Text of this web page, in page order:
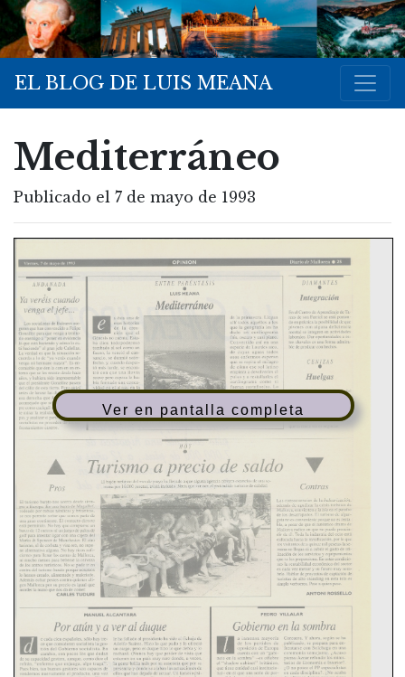
EL BLOG DE LUIS MEANA
Mediterráneo
Publicado el 7 de mayo de 1993
Ver en pantalla completa